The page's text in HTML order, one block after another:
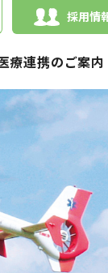
採用情
療連携のご案内